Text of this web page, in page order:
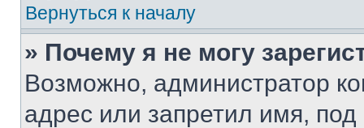
Вернуться к началу
» Почему я не могу
Возможно, администратор
адрес или запретил имя,